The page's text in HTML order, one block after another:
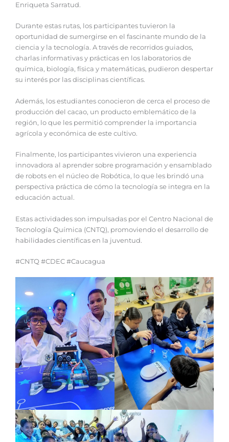
Enriqueta Sarratud.
Durante estas rutas, los participantes tuvieron la
oportunidad de sumergirse en el fascinante mundo de la
ciencia y la tecnología. A través de recorridos guiados,
charlas informativas y prácticas en los laboratorios de
química, biología, física y matemáticas, pudieron despertar
su interés por las disciplinas científicas.
Además, los estudiantes conocieron de cerca el proceso de
producción del cacao, un producto emblemático de la
región, lo que les permitió comprender la importancia
agrícola y económica de este cultivo.
Finalmente, los participantes vivieron una experiencia
innovadora al aprender sobre programación y ensamblado
de robots en el núcleo de Robótica, lo que les brindó una
perspectiva práctica de cómo la tecnología se integra en la
educación actual.
Estas actividades son impulsadas por el Centro Nacional de
Tecnología Química (CNTQ), promoviendo el desarrollo de
habilidades científicas en la juventud.
#CNTQ #CDEC #Caucagua